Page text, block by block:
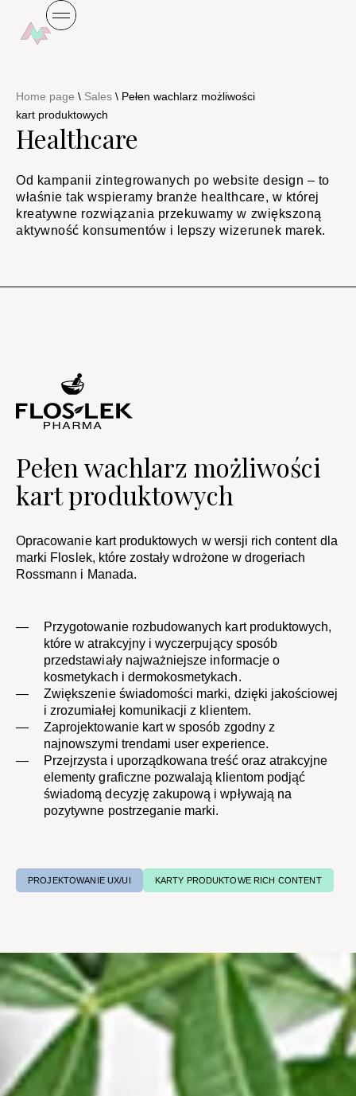
Home page \ Sales \ Pełen wachlarz możliwości
kart produktowych
Healthcare
Od kampanii zintegrowanych po website design – to
właśnie tak wspieramy branże healthcare, w której
kreatywne rozwiązania przekuwamy w zwiększoną
aktywność konsumentów i lepszy wizerunek marek.
Pełen wachlarz możliwości
kart produktowych
Opracowanie kart produktowych w wersji rich content dla
marki Floslek, które zostały wdrożone w drogeriach
Rossmann i Manada.
Przygotowanie rozbudowanych kart produktowych,
które w atrakcyjny i wyczerpujący sposób
przedstawiały najważniejsze informacje o
kosmetykach i dermokosmetykach.
​Zwiększenie świadomości marki, dzięki jakościowej
i zrozumiałej komunikacji z klientem.
Zaprojektowanie kart w sposób zgodny z
najnowszymi trendami user experience.
Przejrzysta i uporządkowana treść oraz atrakcyjne
elementy graficzne pozwalają klientom podjąć
świadomą decyzję zakupową i wpływają na
pozytywne postrzeganie marki.
PROJEKTOWANIE UX/UI KARTY PRODUKTOWE RICH CONTENT